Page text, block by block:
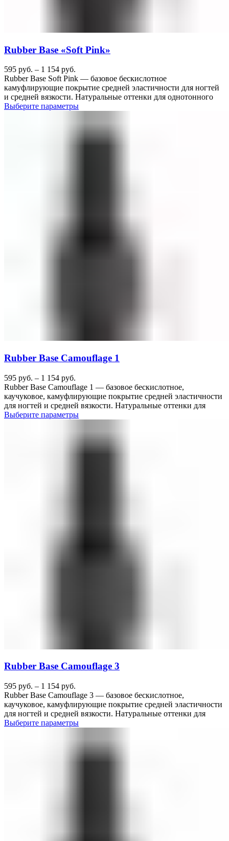
Rubber Base «Soft Pink»
595 руб. – 1 154 руб.
Rubber Base Soft Pink — базовое бескислотное
камуфлирующие покрытие средней эластичности для ногтей
и средней вязкости. Натуральные оттенки для однотонного
Выберите параметры
Rubber Base Camouflage 1
595 руб. – 1 154 руб.
Rubber Base Camouflage 1 — базовое бескислотное,
каучуковое, камуфлирующие покрытие средней эластичности
для ногтей и средней вязкости. Натуральные оттенки для
Выберите параметры
Rubber Base Camouflage 3
595 руб. – 1 154 руб.
Rubber Base Camouflage 3 — базовое бескислотное,
каучуковое, камуфлирующие покрытие средней эластичности
для ногтей и средней вязкости. Натуральные оттенки для
Выберите параметры